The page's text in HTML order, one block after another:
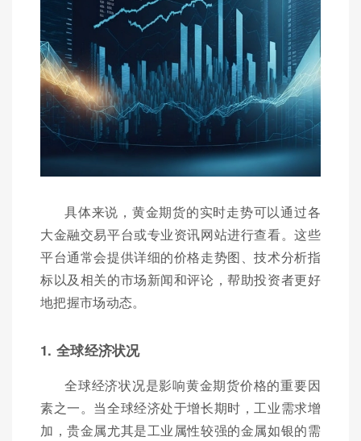
具体来说，黄金期货的实时走势可以通过各
大金融交易平台或专业资讯网站进行查看。这些
平台通常会提供详细的价格走势图、技术分析指
标以及相关的市场新闻和评论，帮助投资者更好
地把握市场动态。
1. 全球经济状况
全球经济状况是影响黄金期货价格的重要因
素之一。当全球经济处于增长期时，工业需求增
加，贵金属尤其是工业属性较强的金属如银的需